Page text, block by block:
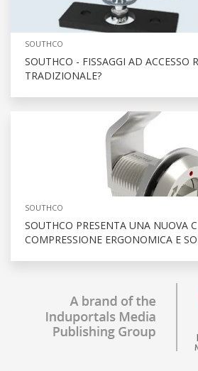
SOUTHCO
SOUTHCO - FISSAGGI AD ACCESSO
TRADIZIONALE?
SOUTHCO
SOUTHCO PRESENTA UNA NUOVA
COMPRESSIONE ERGONOMICA E